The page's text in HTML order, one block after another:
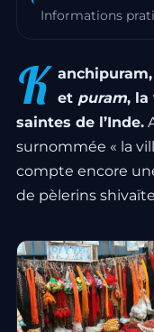
Informations
K anchipuram,
et puram, la
saintes de l’Inde.
surnommée « la
compte encore
de pèlerins